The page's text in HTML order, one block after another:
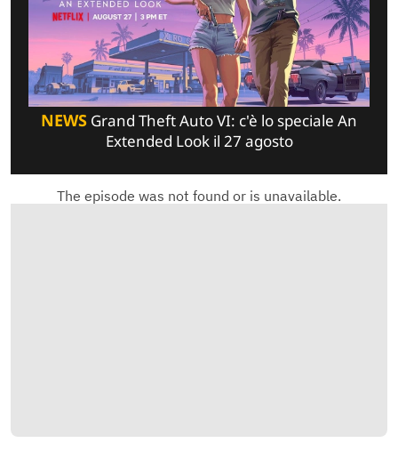
NEWS Grand Theft Auto VI: c'è lo speciale An
Extended Look il 27 agosto